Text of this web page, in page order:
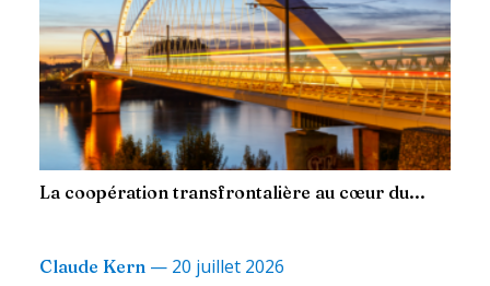
La coopération transfrontalière au cœur du...
Claude Kern — 20 juillet 2026